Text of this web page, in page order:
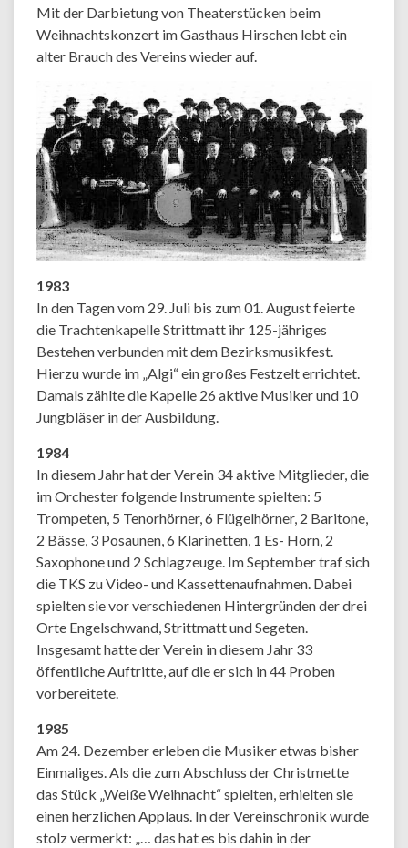
Mit der Darbietung von Theaterstücken beim
Weihnachtskonzert im Gasthaus Hirschen lebt ein
alter Brauch des Vereins wieder auf.
1983
In den Tagen vom 29. Juli bis zum 01. August feierte
die Trachtenkapelle Strittmatt ihr 125-jähriges
Bestehen verbunden mit dem Bezirksmusikfest.
Hierzu wurde im „Algi“ ein großes Festzelt errichtet.
Damals zählte die Kapelle 26 aktive Musiker und 10
Jungbläser in der Ausbildung.
1984
In diesem Jahr hat der Verein 34 aktive Mitglieder, die
im Orchester folgende Instrumente spielten: 5
Trompeten, 5 Tenorhörner, 6 Flügelhörner, 2 Baritone,
2 Bässe, 3 Posaunen, 6 Klarinetten, 1 Es- Horn, 2
Saxophone und 2 Schlagzeuge. Im September traf sich
die TKS zu Video- und Kassettenaufnahmen. Dabei
spielten sie vor verschiedenen Hintergründen der drei
Orte Engelschwand, Strittmatt und Segeten.
Insgesamt hatte der Verein in diesem Jahr 33
öffentliche Auftritte, auf die er sich in 44 Proben
vorbereitete.
1985
Am 24. Dezember erleben die Musiker etwas bisher
Einmaliges. Als die zum Abschluss der Christmette
das Stück „Weiße Weihnacht“ spielten, erhielten sie
einen herzlichen Applaus. In der Vereinschronik wurde
stolz vermerkt: „… das hat es bis dahin in der